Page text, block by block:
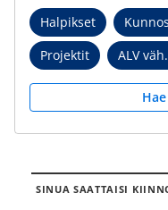
Halpikset
Projektit
ALV
SINUA SAATTAISI